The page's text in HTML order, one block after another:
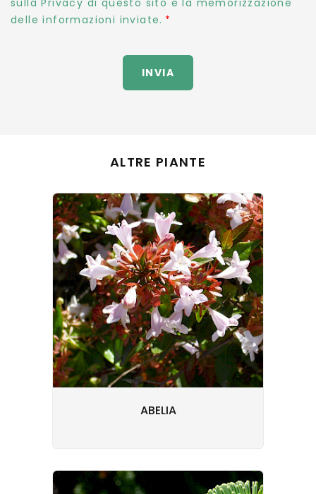
sulla Privacy di questo sito e la memorizzazione
delle informazioni inviate.
INVIA
ALTRE PIANTE
ABELIA